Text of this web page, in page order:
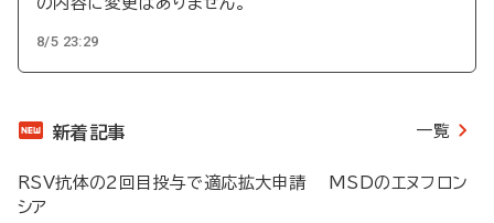
8/5 23:29
新着記事 一覧
RSV抗体の2回目投与で適応拡大申請 MSDのエヌフロン
シア